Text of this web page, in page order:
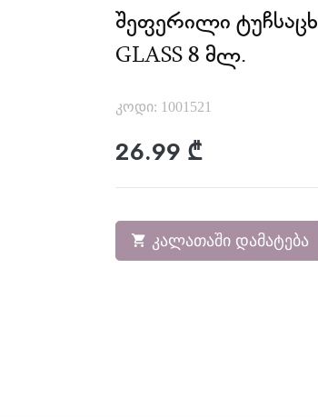
ᲨᲔᲤᲔᲠᲘᲚᲘ
GLASS 8 ᲛᲚ.
კოდი: 1001521
26.99 ₾
კალათაში დამატება